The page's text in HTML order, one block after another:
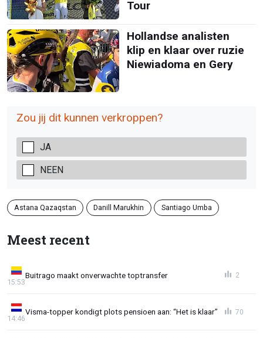
Tour
Hollandse analisten
klip en klaar over ruzie
Niewiadoma en Gery
Zou jij dit kunnen verkroppen?
JA
NEEN
Astana Qazaqstan Danill Marukhin Santiago Umba
Meest recent
Buitrago maakt onverwachte toptransfer
15:53
2
Visma-topper kondigt plots pensioen aan: “Het is klaar”
14:46
70